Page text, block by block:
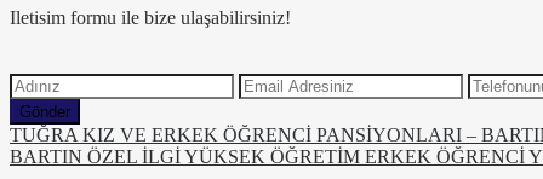
Iletisim formu ile bize ulaşabilirsiniz!
Gönder
TUĞRA KIZ VE ERKEK ÖĞRENCİ PANSİYONLARI –
BARTIN ÖZEL İLGİ YÜKSEK ÖĞRETİM ERKEK ÖĞRENCİ